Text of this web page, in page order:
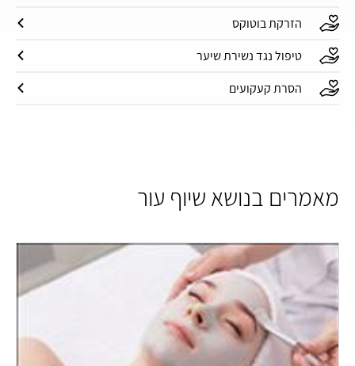
הזרקת בוטוקס
טיפול נגד נשירת שיער
הסרת קעקועים
מאמרים בנושא שיוף עור